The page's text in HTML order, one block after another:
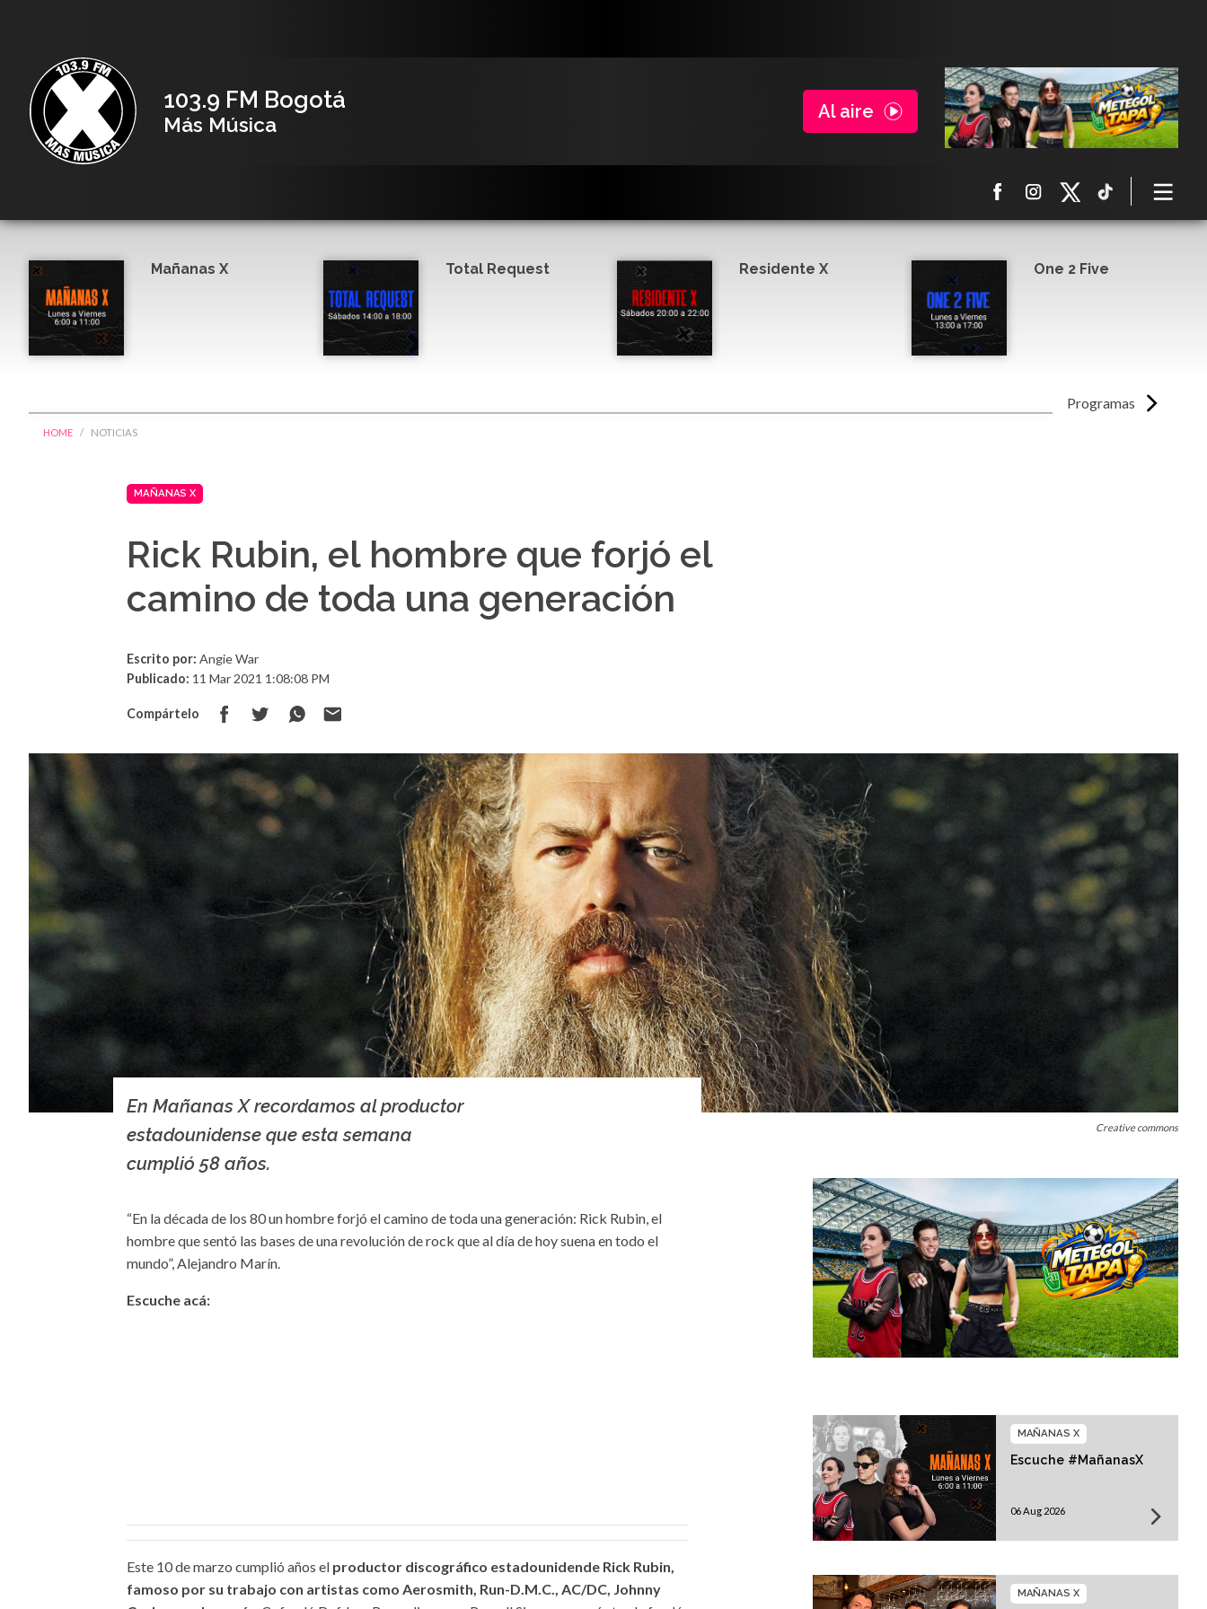
103.9 FM Bogotá
Más Música
Al aire
Programas
Mañanas X Total Request Residente X One 2 Five
HOME NOTICIAS
MAÑANAS X
Rick Rubin, el hombre que forjó el
camino de toda una generación
Escrito por: Angie War
Publicado: 11 Mar 2021 1:08:08 PM
Compártelo
Creative commons
En Mañanas X recordamos al productor
estadounidense que esta semana
cumplió 58 años.
“En la década de los 80 un hombre forjó el camino de toda una generación: Rick Rubin, el
hombre que sentó las bases de una revolución de rock que al día de hoy suena en todo el
mundo”, Alejandro Marín.
Escuche acá:
Este 10 de marzo cumplió años el productor discográfico estadounidende Rick Rubin,
famoso por su trabajo con artistas como Aerosmith, Run-D.M.C., AC/DC, Johnny
Escuche #MañanasX
MAÑANAS X
06 Aug 2026
MAÑANAS X